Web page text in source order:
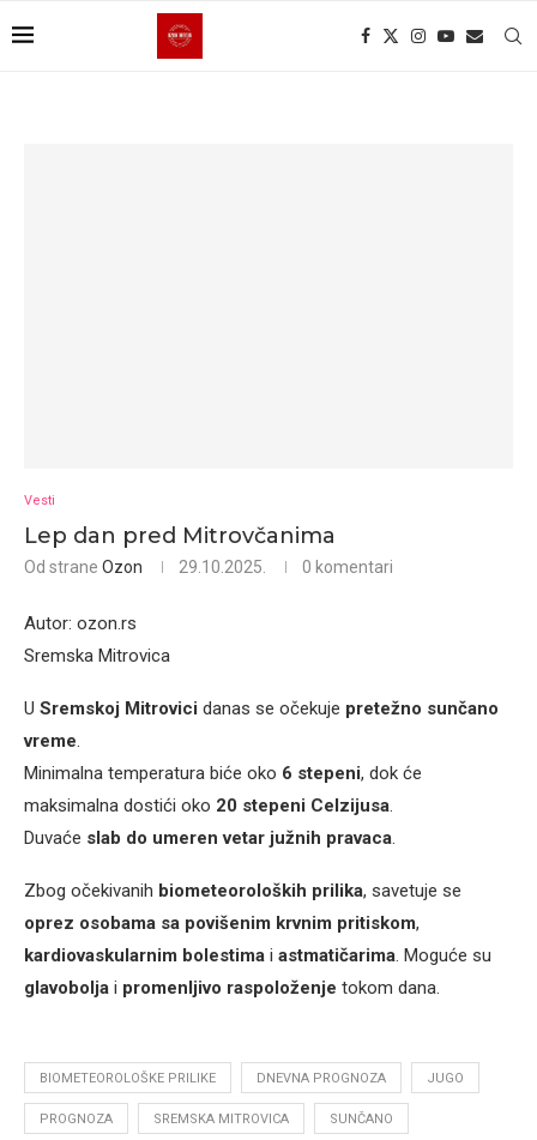
Vesti
Lep dan pred Mitrovčanima
Od strane Ozon 29.10.2025. 0 komentari
Autor: ozon.rs
Sremska Mitrovica
U Sremskoj Mitrovici danas se očekuje pretežno sunčano
vreme
Minimalna temperatura biće oko 6 stepeni, dok će
maksimalna dostići oko 20 stepeni Celzijusa
Duvaće slab do umeren vetar južnih pravaca
Zbog očekivanih biometeoroloških prilika, savetuje se
oprez osobama sa povišenim krvnim pritiskom,
kardiovaskularnim bolestima i astmatičarima . Moguće su
glavobolja i promenljivo raspoloženje tokom dana.
BIOMETEOROLOŠKE PRILIKE DNEVNA PROGNOZA JUGO
PROGNOZA SREMSKA MITROVICA SUNČANO